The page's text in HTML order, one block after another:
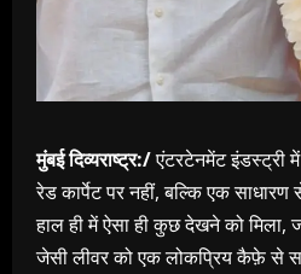
मुंबई दिव्यराष्ट्र:/एंटरटेनमेंट इंडस्ट्री
रेड कार्पेट पर नहीं, बल्कि एक
हाल ही में ऐसा ही कुछ देखने को मिला,
जेसी लीवर को एक लोकप्रिय कैफ़े से